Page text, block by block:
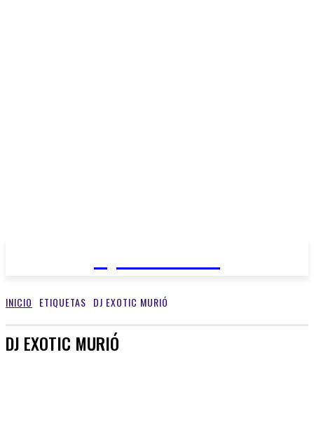
INICIO ETIQUETAS DJ EXOTIC MURIÓ
DJ EXOTIC MURIÓ